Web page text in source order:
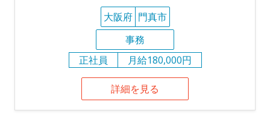
大阪府 門真市
事務
正社員
月給180,000円
詳細を見る